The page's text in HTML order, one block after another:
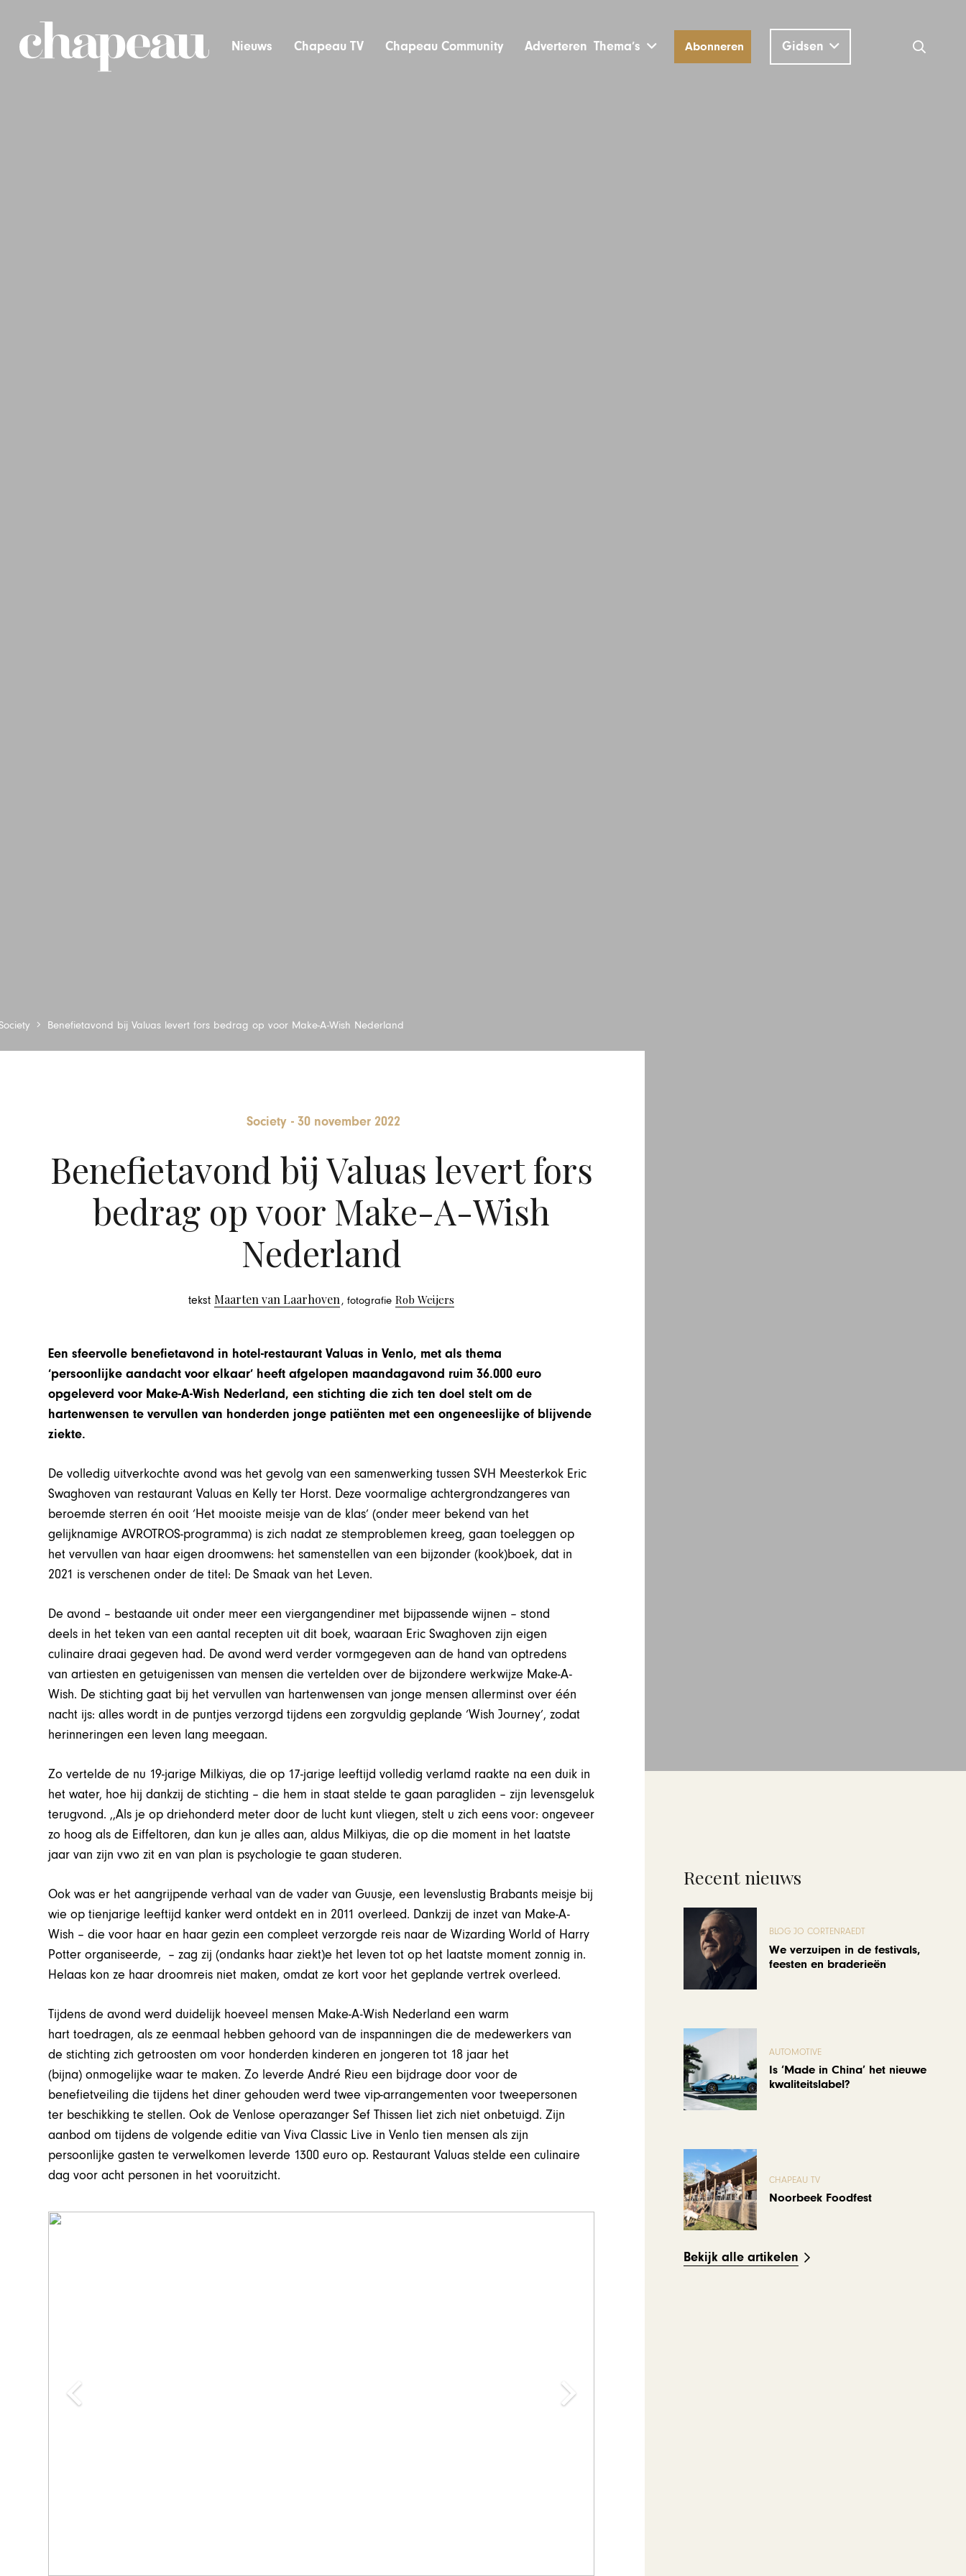
Nieuws Chapeau TV Chapeau Community Adverteren Thema’s Abonneren Gidsen
Benefietavond bij Valuas levert fors bedrag op voor Make-A-Wish Nederland
Society - 30 november 2022
Benefietavond bij Valuas levert fors
bedrag op voor Make-A-Wish
Nederland
tekst Maarten van Laarhoven, fotografieRob Weijers
Een sfeervolle benefietavond in hotel-restaurant Valuas in Venlo, met als thema
‘persoonlijke aandacht voor elkaar’ heeft afgelopen maandagavond ruim 36.000 euro
opgeleverd voor Make-A-Wish Nederland, een stichting die zich ten doel stelt om de
hartenwensen te vervullen van honderden jonge patiënten met een ongeneeslijke of blijvende
ziekte.
De volledig uitverkochte avond was het gevolg van een samenwerking tussen SVH Meesterkok Eric
Swaghoven van restaurant Valuas en Kelly ter Horst. Deze voormalige achtergrondzangeres van
beroemde sterren én ooit ‘Het mooiste meisje van de klas’ (onder meer bekend van het
gelijknamige AVROTROS-programma) is zich nadat ze stemproblemen kreeg, gaan toeleggen op
het vervullen van haar eigen droomwens: het samenstellen van een bijzonder (kook)boek, dat in
2021 is verschenen onder de titel: De Smaak van het Leven.
De avond – bestaande uit onder meer een viergangendiner met bijpassende wijnen – stond
deels in het teken van een aantal recepten uit dit boek, waaraan Eric Swaghoven zijn eigen
culinaire draai gegeven had. De avond werd verder vormgegeven aan de hand van optredens
van artiesten en getuigenissen van mensen die vertelden over de bijzondere werkwijze Make-A-
Wish. De stichting gaat bij het vervullen van hartenwensen van jonge mensen allerminst over één
nacht ijs: alles wordt in de puntjes verzorgd tijdens een zorgvuldig geplande ‘Wish Journey’, zodat
herinneringen een leven lang meegaan.
Zo vertelde de nu 19-jarige Milkiyas, die op 17-jarige leeftijd volledig verlamd raakte na een duik in
het water, hoe hij dankzij de stichting – die hem in staat stelde te gaan paragliden – zijn levensgeluk
terugvond. ,,Als je op driehonderd meter door de lucht kunt vliegen, stelt u zich eens voor: ongeveer
zo hoog als de Eiffeltoren, dan kun je alles aan, aldus Milkiyas, die op die moment in het laatste
jaar van zijn vwo zit en van plan is psychologie te gaan studeren.
Ook was er het aangrijpende verhaal van de vader van Guusje, een levenslustig Brabants meisje bij
wie op tienjarige leeftijd kanker werd ontdekt en in 2011 overleed. Dankzij de inzet van Make-A-
Wish – die voor haar en haar gezin een compleet verzorgde reis naar de Wizarding World of Harry
Potter organiseerde, – zag zij (ondanks haar ziekt)e het leven tot op het laatste moment zonnig in.
Helaas kon ze haar droomreis niet maken, omdat ze kort voor het geplande vertrek overleed.
Tijdens de avond werd duidelijk hoeveel mensen Make-A-Wish Nederland een warm
hart toedragen, als ze eenmaal hebben gehoord van de inspanningen die de medewerkers van
de stichting zich getroosten om voor honderden kinderen en jongeren tot 18 jaar het
(bijna) onmogelijke waar te maken. Zo leverde André Rieu een bijdrage door voor de
benefietveiling die tijdens het diner gehouden werd twee vip-arrangementen voor tweepersonen
ter beschikking te stellen. Ook de Venlose operazanger Sef Thissen liet zich niet onbetuigd. Zijn
aanbod om tijdens de volgende editie van Viva Classic Live in Venlo tien mensen als zijn
persoonlijke gasten te verwelkomen leverde 1300 euro op. Restaurant Valuas stelde een culinaire
dag voor acht personen in het vooruitzicht.
Recent nieuws
BLOG JO CORTENRAEDT
We verzuipen in de festivals,
feesten en braderieën
AUTOMOTIVE
Is ‘Made in China’ het nieuwe
kwaliteitslabel?
CHAPEAU TV
Noorbeek Foodfest
Bekijk alle artikelen